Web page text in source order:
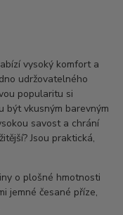
vysoký komfort a
udržovatelného
popularitu si
být vkusným barevným
savost a chrání
Jsou praktická,
o plošné hmotnosti
jemné česané příze,